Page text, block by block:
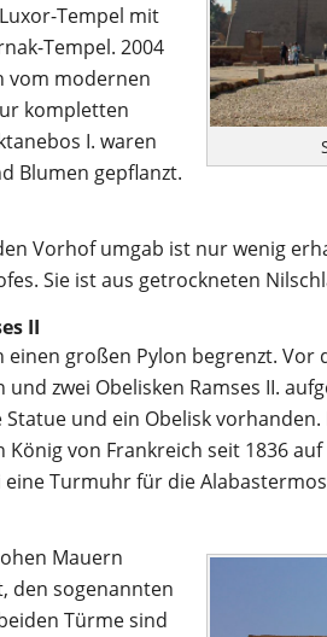
Tempel mit
Tempel. 2004
vom modernen
kompletten
I. waren
Blumen gepflanzt.
Vorhof umgab ist nur wenig
Sie ist aus getrockneten
II
großen Pylon begrenzt. Vor
zwei Obelisken Ramses II.
und ein Obelisk
von Frankreich seit 1836
Turmuhr für die
Mauern
den sogenannten
Türme sind